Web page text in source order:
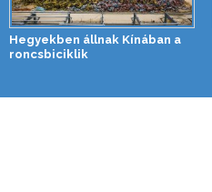
Hegyekben állnak Kínában a
roncsbiciklik